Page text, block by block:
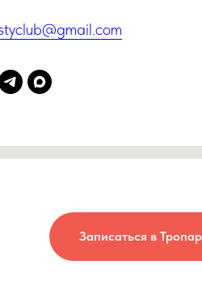
Записаться в